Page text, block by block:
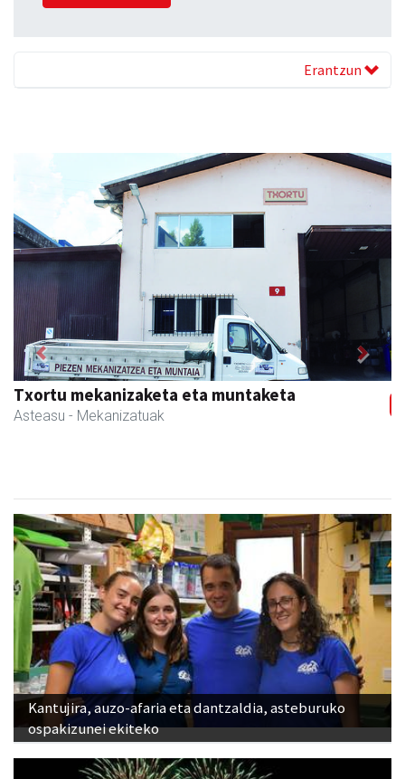
Erantzun
Previous
Kantujira, auzo-afaria eta dantzaldia, asteburuko
ospakizunei ekiteko